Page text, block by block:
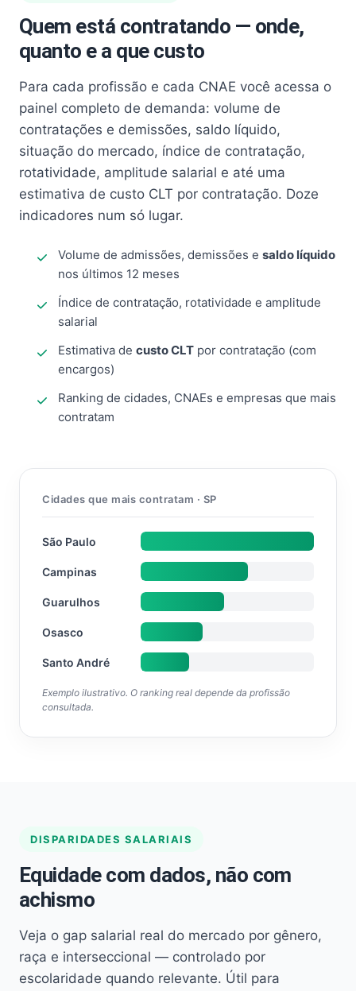
Quem está contratando — onde,
quanto e a que custo
Para cada profissão e cada CNAE você acessa o
painel completo de demanda: volume de
contratações e demissões, saldo líquido,
situação do mercado, índice de contratação,
rotatividade, amplitude salarial e até uma
estimativa de custo CLT por contratação. Doze
indicadores num só lugar.
Volume de admissões, demissões e saldo líquido
nos últimos 12 meses
Índice de contratação, rotatividade e amplitude
salarial
Estimativa de custo CLT por contratação (com
encargos)
Ranking de cidades, CNAEs e empresas que mais
contratam
Cidades que mais contratam · SP
São Paulo
Campinas
Guarulhos
Osasco
Santo André
Exemplo ilustrativo. O ranking real depende da profissão
consultada.
DISPARIDADES SALARIAIS
Equidade com dados, não com
achismo
Veja o gap salarial real do mercado por gênero,
raça e interseccional — controlado por
escolaridade quando relevante. Útil para